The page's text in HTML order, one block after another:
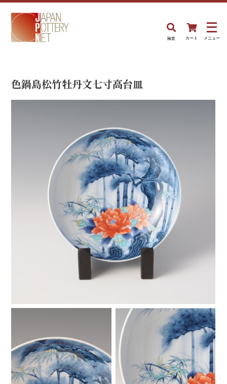
検索 カート メニュー
色鍋島松竹牡丹文七寸高台皿